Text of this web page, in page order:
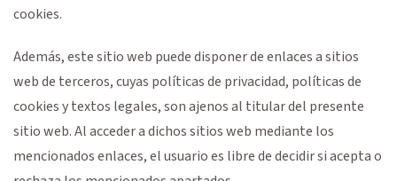
cookies.
Además, este sitio web puede disponer de enlaces a sitios
web de terceros, cuyas políticas de privacidad, políticas de
cookies y textos legales, son ajenos al titular del presente
sitio web. Al acceder a dichos sitios web mediante los
mencionados enlaces, el usuario es libre de decidir si acepta o